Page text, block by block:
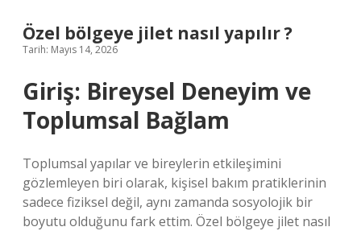
Özel bölgeye jilet nasıl yapılır ?
Tarih: Mayıs 14, 2026
Giriş: Bireysel Deneyim ve
Toplumsal Bağlam
Toplumsal yapılar ve bireylerin etkileşimini
gözlemleyen biri olarak, kişisel bakım pratiklerinin
sadece fiziksel değil, aynı zamanda sosyolojik bir
boyutu olduğunu fark ettim. Özel bölgeye jilet nasıl